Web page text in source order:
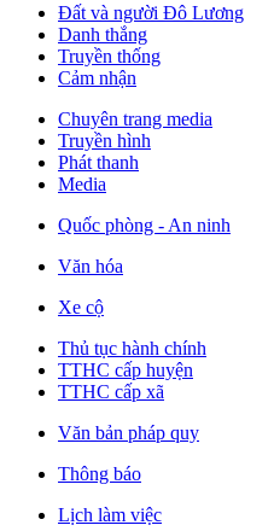
Đất và người Đô Lương
Danh thắng
Truyền thống
Cảm nhận
Chuyên trang media
Truyền hình
Phát thanh
Media
Quốc phòng - An ninh
Văn hóa
Xe cộ
Thủ tục hành chính
TTHC cấp huyện
TTHC cấp xã
Văn bản pháp quy
Thông báo
Lịch làm việc